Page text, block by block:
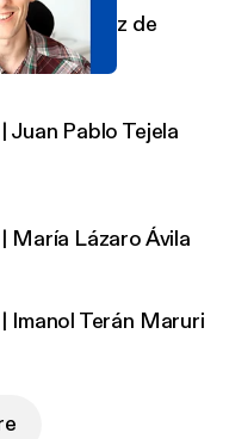
Lázaro Ávila
Edurne Ruiz de
Juan Pablo Tejela
María Lázaro Ávila
Imanol Terán Maruri